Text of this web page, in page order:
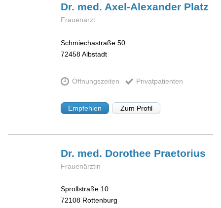
Dr. med. Axel-Alexander Platz
Frauenarzt
Schmiechastraße 50
72458Albstadt
Öffnungszeiten Privatpatienten
Empfehlen Zum Profil
Dr. med. Dorothee Praetorius
Frauenärztin
Sprollstraße 10
72108 Rottenburg